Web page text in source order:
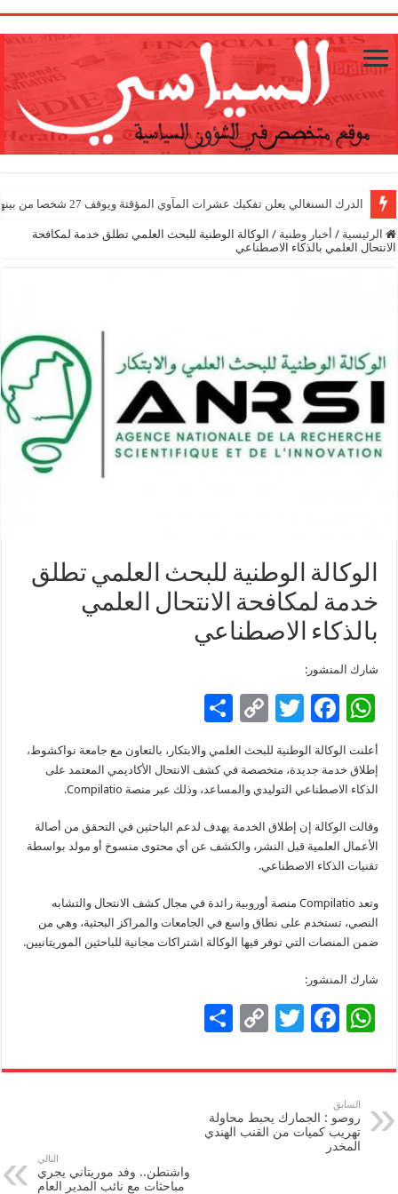
الدرك السنغالي يعلن تفكيك عشرات المآوي المؤقتة ويوقف 27 شخصا من بينهم أجانب
الرئيسية / أخبار وطنية / الوكالة الوطنية للبحث العلمي تطلق خدمة لمكافحة
الانتحال العلمي بالذكاء الاصطناعي
الوكالة الوطنية للبحث العلمي تطلق
خدمة لمكافحة الانتحال العلمي
بالذكاء الاصطناعي
شارك المنشور:
W
h
at
sA
p
p
F
ac
e
b
o
o
k
T
wi
tt
er
C
o
p
y
Li
n
h
ar
e
أعلنت الوكالة الوطنية للبحث العلمي والابتكار، بالتعاون مع جامعة نواكشوط،
إطلاق خدمة جديدة، متخصصة في كشف الانتحال الأكاديمي المعتمد على
الذكاء الاصطناعي التوليدي والمساعد، وذلك عبر منصة Compilatio.
وقالت الوكالة إن إطلاق الخدمة يهدف لدعم الباحثين في التحقق من أصالة
الأعمال العلمية قبل النشر، والكشف عن أي محتوى منسوخ أو مولد بواسطة
تقنيات الذكاء الاصطناعي.
وتعد Compilatio منصة أوروبية رائدة في مجال كشف الانتحال والتشابه
النصي، تستخدم على نطاق واسع في الجامعات والمراكز البحثية، وهي من
ضمن المنصات التي توفر فيها الوكالة اشتراكات مجانية للباحثين الموريتانيين.
شارك المنشور:
W
at
sA
p
p
F
e
b
o
T
tt
er
C
p
y
Li
ar
السابق
روصو : الجمارك يحبط محاولة
تهريب كميات من القنب الهندي
المخدر
التالي
واشنطن.. وفد موريتاني يجري
مباحثات مع نائب المدير العام